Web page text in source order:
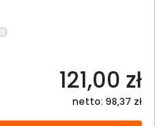
121,00 zł
netto: 98,37 zł